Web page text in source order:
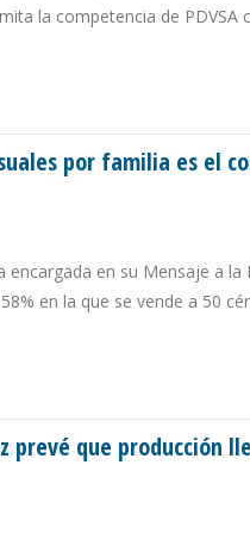
la competencia de
por familia es el
en su Mensaje a
en la que se vende a 50
prevé que producción